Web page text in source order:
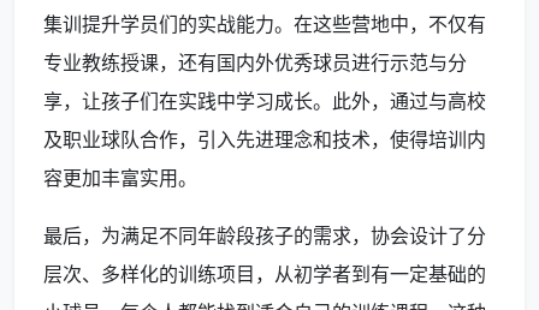
集训提升学员们的实战能力。在这些营地中，不仅有
专业教练授课，还有国内外优秀球员进行示范与分
享，让孩子们在实践中学习成长。此外，通过与高校
及职业球队合作，引入先进理念和技术，使得培训内
容更加丰富实用。
最后，为满足不同年龄段孩子的需求，协会设计了分
层次、多样化的训练项目，从初学者到有一定基础的